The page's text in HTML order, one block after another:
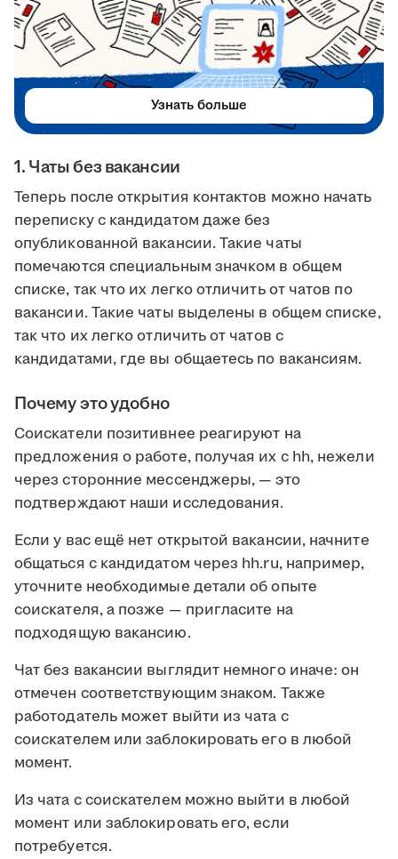
1. Чаты без вакансии
Теперь после открытия контактов можно начать
переписку с кандидатом даже без
опубликованной вакансии. Такие чаты
помечаются специальным значком в общем
списке, так что их легко отличить от чатов по
вакансии. Такие чаты выделены в общем списке,
так что их легко отличить от чатов с
кандидатами, где вы общаетесь по вакансиям.
Почему это удобно
Соискатели позитивнее реагируют на
предложения о работе, получая их с hh, нежели
через сторонние мессенджеры, — это
подтверждают наши исследования.
Если у вас ещё нет открытой вакансии, начните
общаться с кандидатом через hh.ru, например,
уточните необходимые детали об опыте
соискателя, а позже — пригласите на
подходящую вакансию.
Чат без вакансии выглядит немного иначе: он
отмечен соответствующим знаком. Также
работодатель может выйти из чата с
соискателем или заблокировать его в любой
момент.
Из чата с соискателем можно выйти в любой
момент или заблокировать его, если
потребуется.
Узнать больше